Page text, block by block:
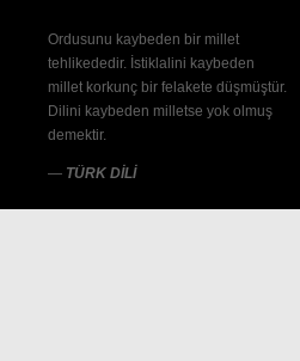
Ordusunu kaybeden bir millet
tehlikededir. İstiklalini kaybeden
millet korkunç bir felakete düşmüştür.
Dilini kaybeden milletse yok olmuş
demektir.
— TÜRK DİLİ